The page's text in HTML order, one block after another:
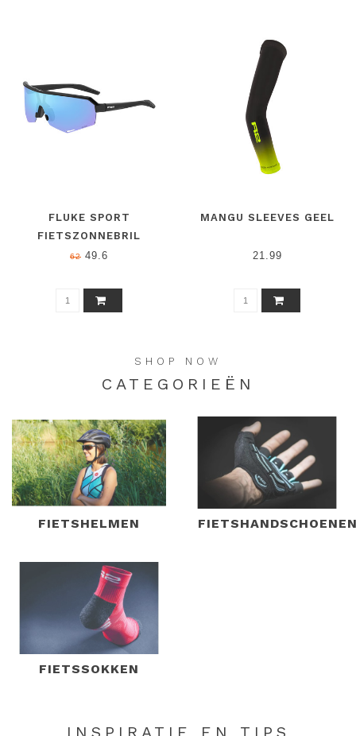
FLUKE SPORT
FIETSZONNEBRIL
ZWART/BLAUW
62 49.6
MANGU SLEEVES GEEL
21.99
SHOP NOW
CATEGORIEËN
FIETSHELMEN
FIETSSOKKEN